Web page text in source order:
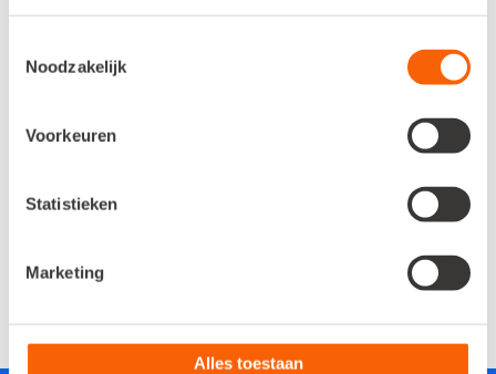
Noodzakelijk
Voorkeuren
Statistieken
Marketing
Alles toestaan
Lees tips, inzichten, praktijkverhalen